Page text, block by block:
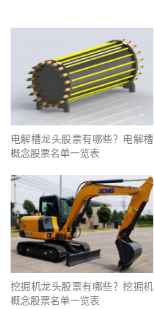
电解槽龙头股票有哪些？电解槽
概念股票名单一览表
挖掘机龙头股票有哪些？挖掘机
概念股票名单一览表